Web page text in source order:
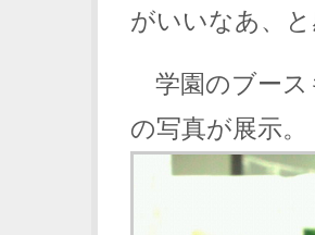
がいいなあ、と
学園のブース
の写真が展示。